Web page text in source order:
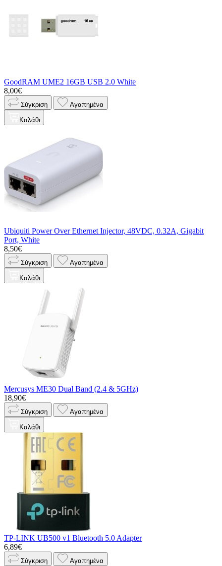
GoodRAM UME2 16GB USB 2.0 White
8,00€
Σύγκριση Αγαπημένα
Καλάθι
Ubiquiti Power Over Ethernet Injector, 48VDC, 0.32A, Gigabit
Port, White
8,50€
Σύγκριση Αγαπημένα
Καλάθι
Mercusys ME30 Dual Band (2.4 & 5GHz)
18,90€
Σύγκριση Αγαπημένα
Καλάθι
TP-LINK UB500 v1 Bluetooth 5.0 Adapter
6,89€
Σύγκριση Αγαπημένα